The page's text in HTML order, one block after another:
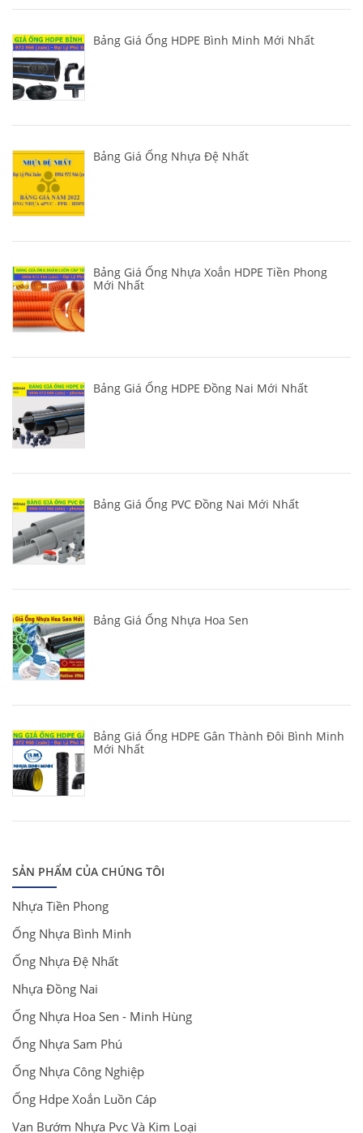
SẢN PHẨM CỦA CHÚNG TÔI
Nhựa Tiền Phong
Ống Nhựa Bình Minh
Ống Nhựa Đệ Nhất
Nhựa Đồng Nai
Ống Nhựa Hoa Sen - Minh Hùng
Ống Nhựa Sam Phú
Ống Nhựa Công Nghiệp
Ống Hdpe Xoắn Luồn Cáp
Van Bướm Nhựa Pvc Và Kim Loại
Bảng Giá Ống HDPE Bình Minh Mới Nhất
Bảng Giá Ống Nhựa Đệ Nhất
Bảng Giá Ống Nhựa Xoắn HDPE Tiền Phong
Mới Nhất
Bảng Giá Ống HDPE Đồng Nai Mới Nhất
Bảng Giá Ống PVC Đồng Nai Mới Nhất
Bảng Giá Ống Nhựa Hoa Sen
Bảng Giá Ống HDPE Gân Thành Đôi Bình Minh
Mới Nhất